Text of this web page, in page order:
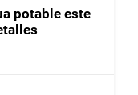
potable este